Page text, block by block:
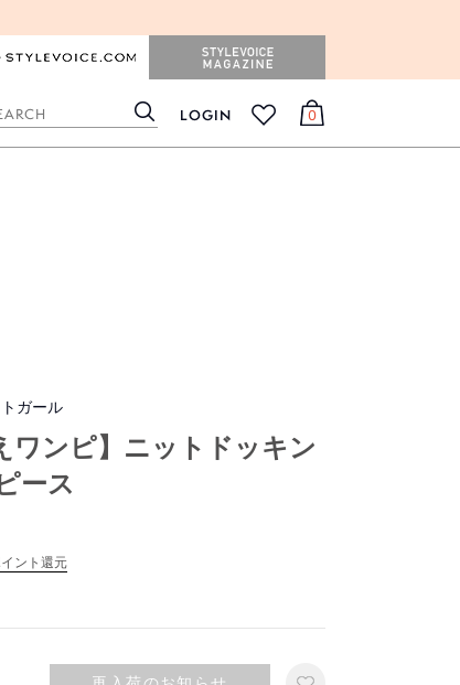
検
索
LOGIN
0
ガール
ワンピ】ニットドッキン
ース
ント還元